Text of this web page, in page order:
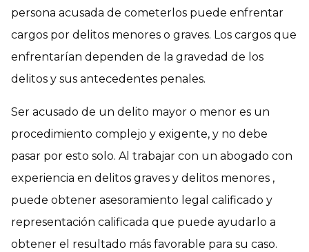
persona acusada de cometerlos puede enfrentar
cargos por delitos menores o graves. Los cargos que
enfrentarían dependen de la gravedad de los
delitos y sus antecedentes penales.
Ser acusado de un delito mayor o menor es un
procedimiento complejo y exigente, y no debe
pasar por esto solo. Al trabajar con un abogado con
experiencia en delitos graves y delitos menores ,
puede obtener asesoramiento legal calificado y
representación calificada que puede ayudarlo a
obtener el resultado más favorable para su caso.